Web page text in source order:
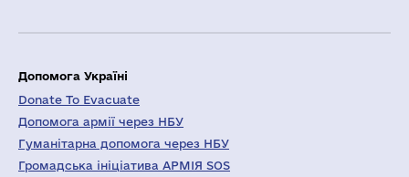
Допомога Україні
Donate To Evacuate
Допомога армії через НБУ
Гуманітарна допомога через НБУ
Громадська ініціатива АРМІЯ SOS